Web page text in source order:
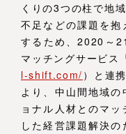
くりの3つの柱で地
不足などの課題を抱
するため、2020～
マッチングサービ
l-shift.com/ ）と連
より、中山間地域
ョナル人材とのマ
した経営課題解決